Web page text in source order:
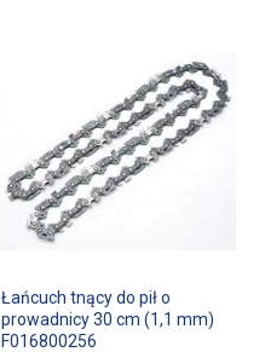
Łańcuch tnący do pił o
prowadnicy 30 cm (1,1 mm)
F016800256